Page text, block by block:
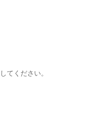
してください。